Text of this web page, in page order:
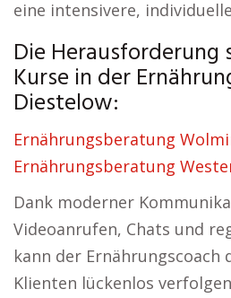
eine intensivere,
Die Herausforderung
Kurse in der
Diestelow:
Ernährungsberatung
Ernährungsberatung
Dank moderner
Videoanrufen, Chats und
kann der
Klienten lückenlos